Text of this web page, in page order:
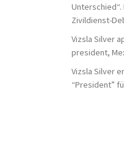
Unterschied“.
Zivildienst-
Vizsla Silver
president,
Vizsla Silver
“President”